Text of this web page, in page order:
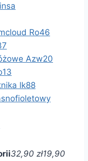
Ro46
Azw20
lk88
32,90 zł19,90